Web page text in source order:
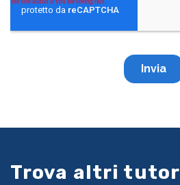
Trova altri tutor